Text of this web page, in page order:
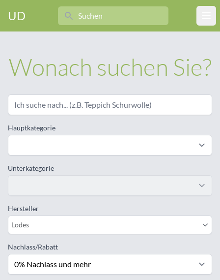
UD
Search
Wonach suchen Sie?
Hauptkategorie
Unterkategorie
Hersteller
Lodes
Nachlass/Rabatt